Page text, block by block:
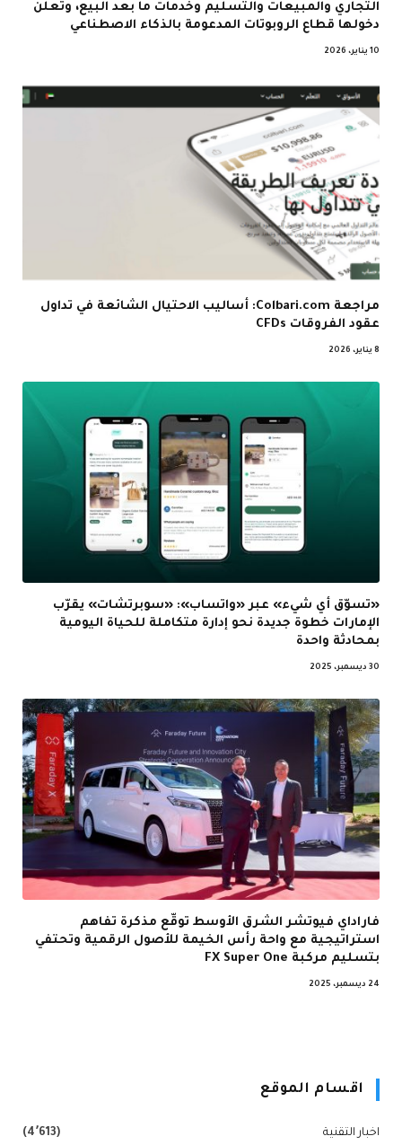
التجاري والمبيعات والتسليم وخدمات ما بعد البيع، وتعلن
دخولها قطاع الروبوتات المدعومة بالذكاء الاصطناعي
10 يناير، 2026
مراجعة Colbari.com: أساليب الاحتيال الشائعة في تداول
عقود الفروقات CFDs
8 يناير، 2026
«تسوّق أي شيء» عبر «واتساب»: «سوبرتشات» يقرّب
الإمارات خطوة جديدة نحو إدارة متكاملة للحياة اليومية
بمحادثة واحدة
30 ديسمبر، 2025
فاراداي فيوتشر الشرق الأوسط توقّع مذكرة تفاهم
استراتيجية مع واحة رأس الخيمة للأصول الرقمية وتحتفي
بتسليم مركبة FX Super One
24 ديسمبر، 2025
اقسام الموقع
اخبار التقنية (4٬613)